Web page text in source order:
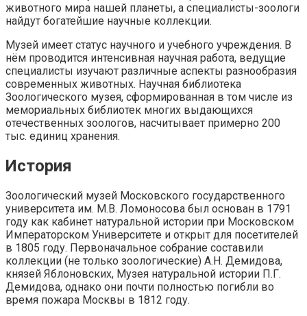
животного мира нашей планеты, а специалисты-зоологи
найдут богатейшие научные коллекции.
Музей имеет статус научного и учебного учреждения. В
нём проводится интенсивная научная работа, ведущие
специалисты изучают различные аспекты разнообразия
современных животных. Научная библиотека
Зоологического музея, сформированная в том числе из
мемориальных библиотек многих выдающихся
отечественных зоологов, насчитывает примерно 200
тыс. единиц хранения.
История
Зоологический музей Московского государственного
университета им. М.В. Ломоносова был основан в 1791
году как кабинет натуральной истории при Московском
Императорском Университете и открыт для посетителей
в 1805 году. Первоначальное собрание составили
коллекции (не только зоологические) А.Н. Демидова,
князей Яблоновских, Музея натуральной истории П.Г.
Демидова, однако они почти полностью погибли во
время пожара Москвы в 1812 году.